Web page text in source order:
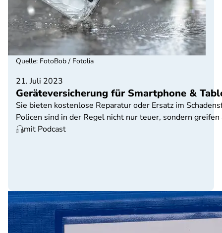
21. Juli 2023
Geräteversicherung für Smartphone &
Sie bieten kostenlose Reparatur oder Ersatz im
Policen sind in der Regel nicht nur teuer, sondern
mit Podcast
Quelle: FotoBob / Fotolia